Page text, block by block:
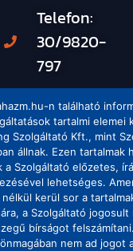
Telefon:
30/9820-
797
n található
tartalmi elemei
Szolgáltató Kft., mint
állnak. Ezen tartalmak
a Szolgáltató előzetes,
lehetséges.
kerül sor a
a Szolgáltató
bírságot
nem ad jogot